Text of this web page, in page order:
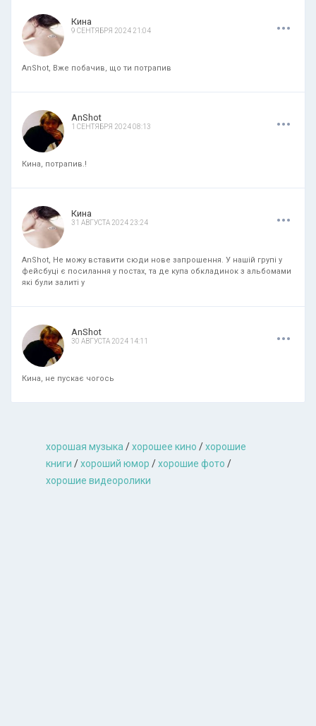
Кина
9 СЕНТЯБРЯ 2024 21:04 ...
AnShot, Вже побачив, що ти потрапив
AnShot
1 СЕНТЯБРЯ 2024 08:13 ...
Кина, потрапив.!
Кина
31 АВГУСТА 2024 23:24 ...
AnShot, Не можу вставити сюди нове запрошення. У нашій групі у
фейсбуці є посилання у постах, та де купа обкладинок з альбомами
які були залиті у
AnShot
30 АВГУСТА 2024 14:11 ...
Кина, не пускає чогось
хорошая музыкa /хорошее кино /хорошие
книги /хороший юмор /хорошие фото /
хорошие видеоролики